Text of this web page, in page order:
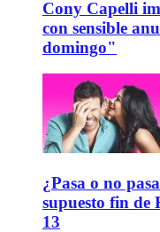
Cony Capelli
con sensible
domingo"
¿Pasa o no
supuesto fin de
13